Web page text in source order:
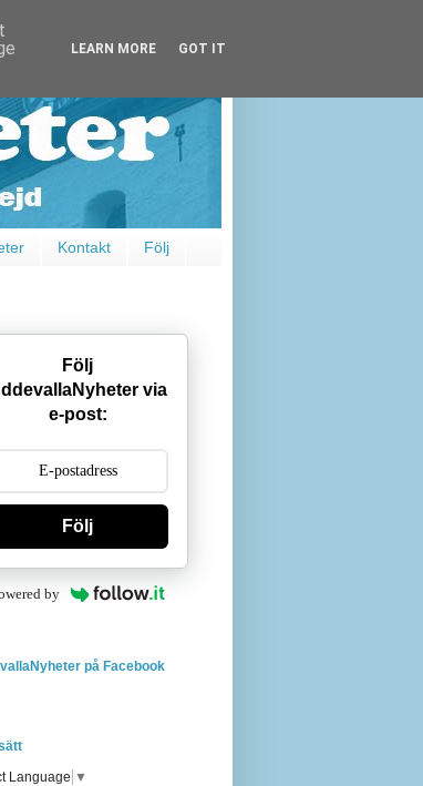
Kontakt Följ
Följ
via
e-post:
Följ
by
på Facebook
Language ▼
LEARN MORE GOT IT